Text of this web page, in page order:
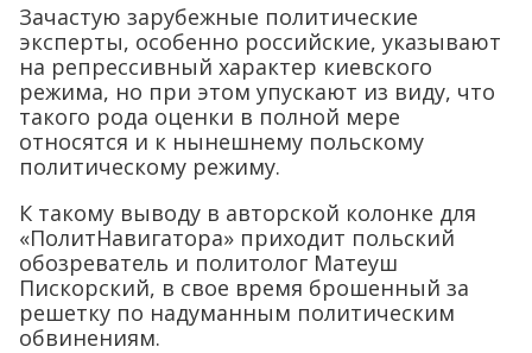
Зачастую зарубежные политические
эксперты, особенно российские, указывают
на репрессивный характер киевского
режима, но при этом упускают из виду, что
такого рода оценки в полной мере
относятся и к нынешнему польскому
политическому режиму.
К такому выводу в авторской колонке для
«ПолитНавигатора» приходит польский
обозреватель и политолог Матеуш
Пискорский, в свое время брошенный за
решетку по надуманным политическим
обвинениям.